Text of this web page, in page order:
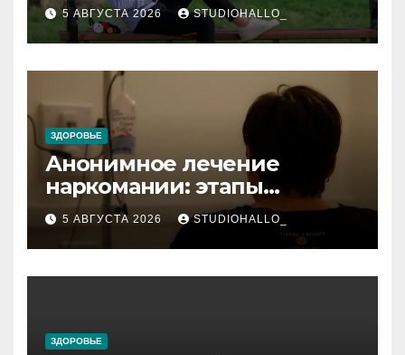
зависимости и
персональный подход
5 АВГУСТА 2026 STUDIOHALLO_
ЗДОРОВЬЕ
Анонимное лечение
наркомании: этапы
детоксикации,
реабилитации и УБОД
5 АВГУСТА 2026 STUDIOHALLO_
ЗДОРОВЬЕ